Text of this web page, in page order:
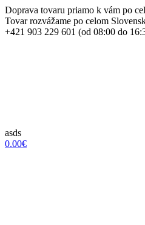
Doprava tovaru priamo k vám po
Tovar rozvážame po celom
+421 903 229 601 (od 08:00 do
asds
0.00€